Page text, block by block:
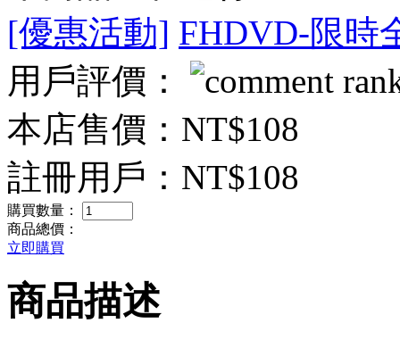
[優惠活動] FHDVD-限時
用戶評價：
本店售價： NT$108
註冊用戶： NT$108
購買數量：
商品總價：
立即購買
商品描述